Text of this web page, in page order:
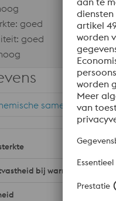
goed
goed
samenstelling
bij